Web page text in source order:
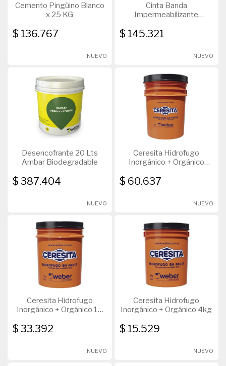
Cemento Pingüino Blanco
x 25 KG
$ 136.767
NUEVO
Cinta Banda
Impermeabilizante
30Mts
$ 145.321
NUEVO
Desencofrante 20 Lts
Ambar Biodegradable
$ 387.404
NUEVO
Ceresita Hidrofugo
Inorgánico + Orgánico
$ 60.637
NUEVO
Ceresita Hidrofugo
Inorgánico + Orgánico 10
$ 33.392
NUEVO
Ceresita Hidrofugo
Inorgánico + Orgánico 4kg
$ 15.529
NUEVO